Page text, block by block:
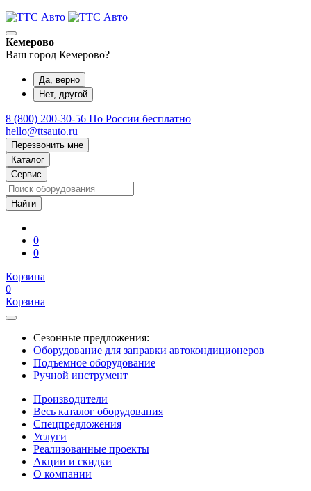
Кемерово
Ваш город Кемерово?
Да, верно
Нет, другой
8 (800) 200-30-56 По России бесплатно
hello@ttsauto.ru
Перезвонить мне
Каталог
Сервис
0
0
Корзина
0
Корзина
Сезонные предложения:
Оборудование для заправки автокондиционеров
Подъемное оборудование
Ручной инструмент
Производители
Весь каталог оборудования
Спецпредложения
Услуги
Реализованные проекты
Акции и скидки
О компании